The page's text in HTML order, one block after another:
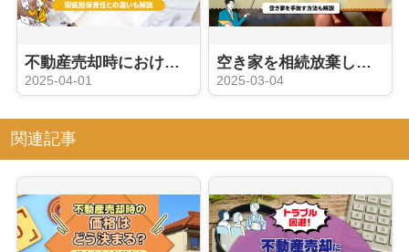
不動産売却時における契約不適合責任とは？瑕疵担保責任との違いも解説
2025-04-01
空き家を相続放棄したら管理責任は残る？空き家を手放す方法も解説
2025-03-04
関連記事